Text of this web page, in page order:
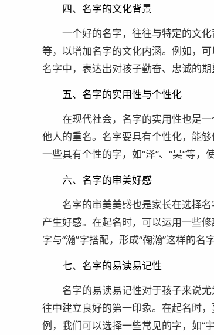
四、名字的文化背景
一个好的名字，往往与特定的文
等，以增加名字的文化内涵。例如，
名字中，表达出对孩子勤奋、忠诚的期
五、名字的实用性与个性化
在现代社会，名字的实用性也是
他人的重名。名字要具有个性化，能
一些具有个性的字，如“泽”、“昊”等，
六、名字的审美好感
名字的审美美感也是家长在选择
产生好感。在起名时，可以运用一些
字与“瀚”字搭配，形成“鞠瀚”这样的名
七、名字的易读易记性
名字的易读易记性对于孩子来说
往中建立良好的第一印象。在起名时
例，我们可以选择一些常见的字，如“